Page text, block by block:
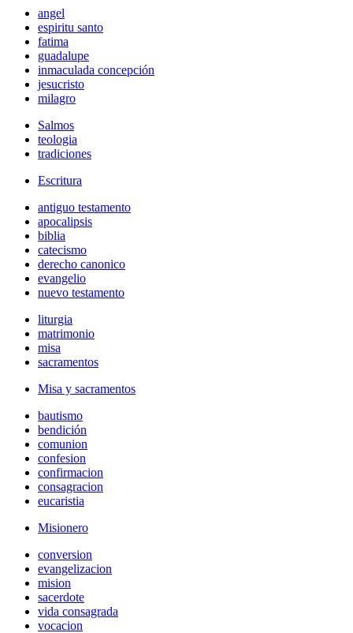
angel
espiritu santo
fatima
guadalupe
inmaculada concepción
jesucristo
milagro
Salmos
teologia
tradiciones
Escritura
antiguo testamento
apocalipsis
biblia
catecismo
derecho canonico
evangelio
nuevo testamento
liturgia
matrimonio
misa
sacramentos
Misa y sacramentos
bautismo
bendición
comunion
confesion
confirmacion
consagracion
eucaristia
Misionero
conversion
evangelizacion
mision
sacerdote
vida consagrada
vocacion